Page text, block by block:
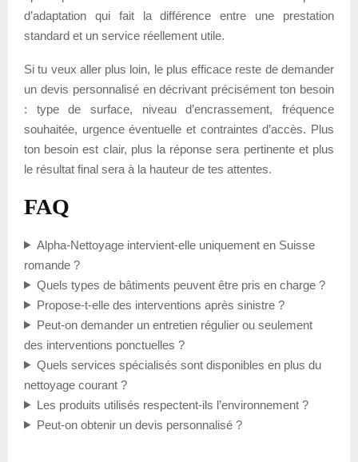
d’adaptation qui fait la différence entre une prestation
standard et un service réellement utile.
Si tu veux aller plus loin, le plus efficace reste de demander
un devis personnalisé en décrivant précisément ton besoin
: type de surface, niveau d’encrassement, fréquence
souhaitée, urgence éventuelle et contraintes d’accès. Plus
ton besoin est clair, plus la réponse sera pertinente et plus
le résultat final sera à la hauteur de tes attentes.
FAQ
Alpha-Nettoyage intervient-elle uniquement en Suisse
romande ?
Quels types de bâtiments peuvent être pris en charge ?
Propose-t-elle des interventions après sinistre ?
Peut-on demander un entretien régulier ou seulement
des interventions ponctuelles ?
Quels services spécialisés sont disponibles en plus du
nettoyage courant ?
Les produits utilisés respectent-ils l’environnement ?
Peut-on obtenir un devis personnalisé ?